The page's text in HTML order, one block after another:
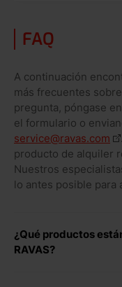
FAQ
A continuación
más frecuentes
pregunta, póngase
el formulario o
service@ravas.com
producto de alquiler
Nuestros
lo antes posible para
¿Qué productos
RAVAS?